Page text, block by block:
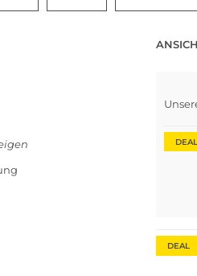
DEAL
DEAL